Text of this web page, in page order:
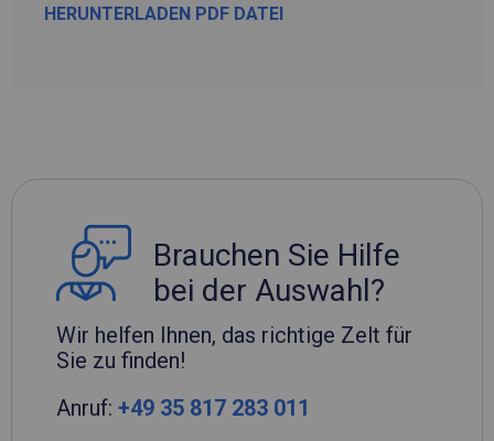
HERUNTERLADEN PDF DATEI
Brauchen Sie Hilfe
bei der Auswahl?
Wir helfen Ihnen, das richtige Zelt für
Sie zu finden!
Anruf: +49 35 817 283 011